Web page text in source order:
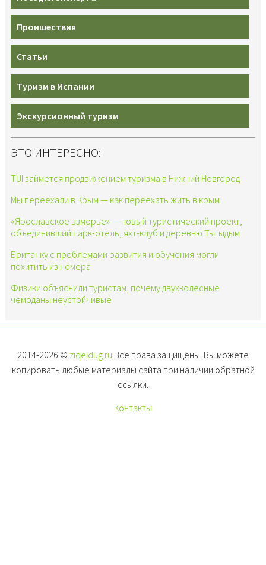
Проишествия
Статьи
Туризм в Испании
Экскурсионный туризм
ЭТО ИНТЕРЕСНО:
TUI займется продвижением туризма в Нижний Новгород
Мы переехали в Крым — как переехать жить в крым
«Ярославское взморье» — новый туристический проект,
объединивший парк-отель, яхт-клуб и деревню Тыгыдым
Британку с проблемами развития и обучения могли
похитить из номера
Физики объяснили туристам, почему двухколесные
чемоданы неустойчивые
2014-2026 © ziqeidug.ru Все права защищены. Вы можете
копировать любые материалы сайта при наличии обратной
ссылки.
Контакты